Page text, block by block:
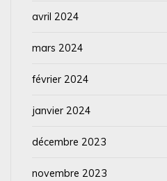
avril 2024
mars 2024
février 2024
janvier 2024
décembre 2023
novembre 2023